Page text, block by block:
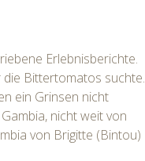
Erlebnisberichte.
Bittertomatos suchte.
ein Grinsen nicht
nicht weit von
von Brigitte (Bintou)